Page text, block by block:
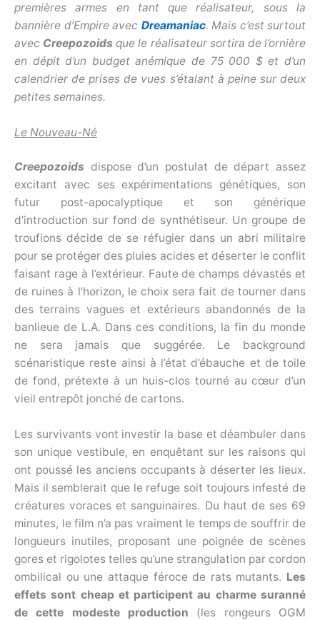
premières armes en tant que réalisateur, sous la
bannière d’Empire avec Dreamaniac. Mais c’est surtout
avec Creepozoids que le réalisateur sortira de l’ornière
en dépit d’un budget anémique de 75 000 $ et d’un
calendrier de prises de vues s’étalant à peine sur deux
petites semaines.
Le Nouveau-Né
Creepozoids dispose d’un postulat de départ assez
excitant avec ses expérimentations génétiques, son
futur post-apocalyptique et son générique
d’introduction sur fond de synthétiseur. Un groupe de
troufions décide de se réfugier dans un abri militaire
pour se protéger des pluies acides et déserter le conflit
faisant rage à l’extérieur. Faute de champs dévastés et
de ruines à l’horizon, le choix sera fait de tourner dans
des terrains vagues et extérieurs abandonnés de la
banlieue de L.A. Dans ces conditions, la fin du monde
ne sera jamais que suggérée. Le background
scénaristique reste ainsi à l’état d’ébauche et de toile
de fond, prétexte à un huis-clos tourné au cœur d’un
vieil entrepôt jonché de cartons.
Les survivants vont investir la base et déambuler dans
son unique vestibule, en enquêtant sur les raisons qui
ont poussé les anciens occupants à déserter les lieux.
Mais il semblerait que le refuge soit toujours infesté de
créatures voraces et sanguinaires. Du haut de ses 69
minutes, le film n’a pas vraiment le temps de souffrir de
longueurs inutiles, proposant une poignée de scènes
gores et rigolotes telles qu’une strangulation par cordon
ombilical ou une attaque féroce de rats mutants. Les
effets sont cheap et participent au charme suranné
de cette modeste production (les rongeurs OGM